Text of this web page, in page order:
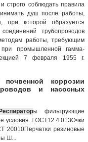
строго соблюдать правила
душ после работы,
которой образуется
трубопроводов
работы, требующим
при промышленной гамма-
7 февраля 1955 г.
коррозии
и насосных
ы фильтрующие
условия. ГОСТ12.4.013Очки
20010Перчатки резиновые
Ш...